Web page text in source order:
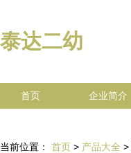
泰达二幼
首页 企业简介
当前位置： 首页 > 产品大全 >